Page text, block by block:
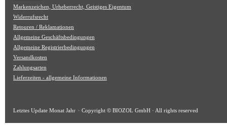
Markenzeichen, Urheberrecht, Geistiges Eigentum
Widerrufsrecht
Retouren / Reklamationen
Allgemeine Geschäftsbedingungen
Allgemeine Registrierbedingungen
Versandkosten
Zahlungsarten
Lieferzeiten - allgemeine Informationen
Letztes Update Monat Jahr · Copyright © BIOZOL GmbH · All rights reserved